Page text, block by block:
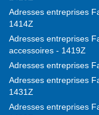
Adresses entreprises
1414Z
Adresses entreprises
accessoires - 1419Z
Adresses entreprises
Adresses entreprises
1431Z
Adresses entreprises